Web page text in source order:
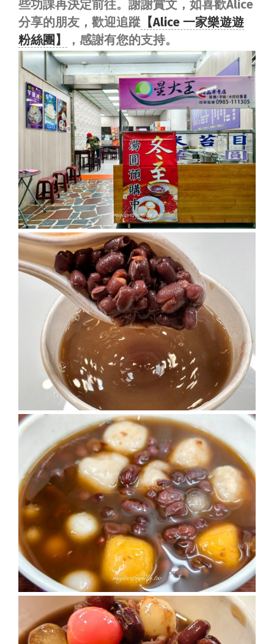
些功課再決定前往。謝謝賞文，如喜歡Alice
分享的朋友，歡迎追蹤 【Alice 一家樂遊遊
粉絲團】
，感謝有您的支持。